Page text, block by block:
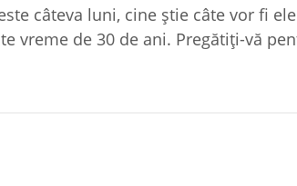
câteva luni, cine ştie câte vor fi
vreme de 30 de ani. Pregătiţi-vă